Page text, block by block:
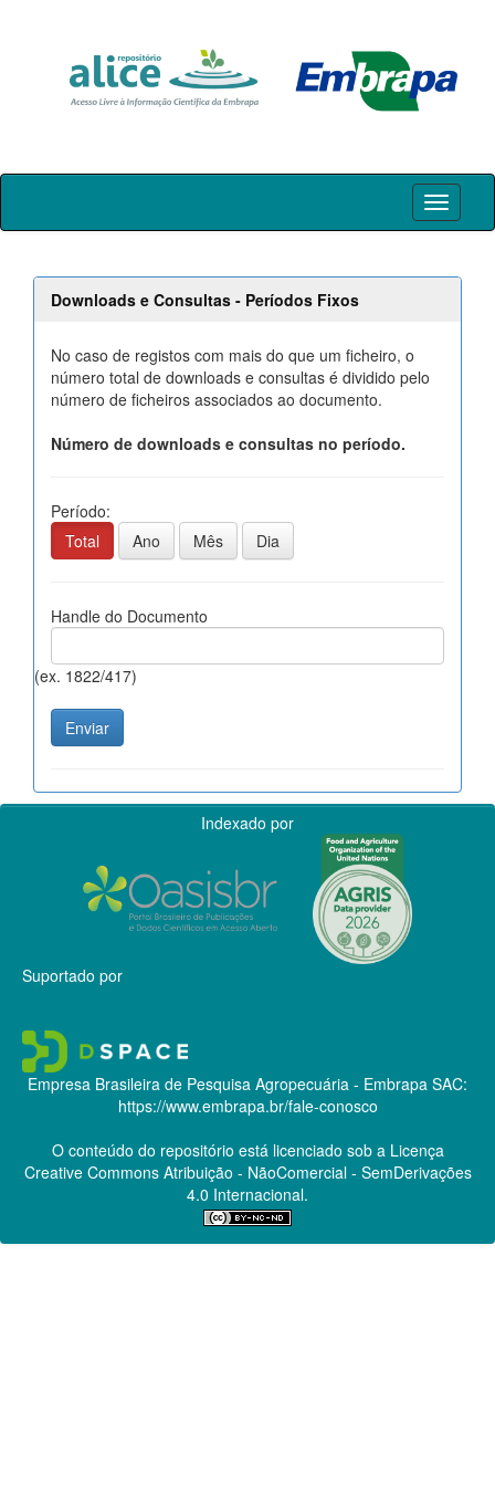
Skip
Downloads e Consultas - Períodos Fixos
No caso de registos com mais do que um ficheiro, o
número total de downloads e consultas é dividido pelo
número de ficheiros associados ao documento.
Número de downloads e consultas no período.
Período:
Total
Ano Mês Dia
Handle do Documento
(ex. 1822/417)
Indexado por
Suportado por
Empresa Brasileira de Pesquisa Agropecuária - Embrapa SAC:
https://www.embrapa.br/fale-conosco
O conteúdo do repositório está licenciado sob a Licença
Creative CommonsAtribuição - NãoComercial - SemDerivações
4.0 Internacional.